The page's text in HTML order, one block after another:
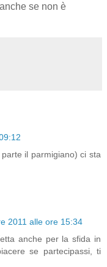
se non è
il parmigiano) ci sta
2011 alle ore 15:34
anche per la sfida in
se partecipassi, ti